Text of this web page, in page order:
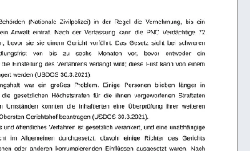
(Nationale Zivilpolizei) in der Regel die Vernehmung, bis ein
Anwalt   eintraf.   Nach   der   Verfassung   kann   die   PNC   Verdächtige   72
bevor   sie   sie   einem   Gericht   vorführt.   Das   Gesetz   sieht   bei   schweren
von   bis zu   sechs   Monaten   vor,   bevor   entweder
ein
die Einstellung des Verfahrens verlangt wird; diese Frist kann von einem
werden (USDOS 30.3.2021).
war   ein   großes   Problem.   Einige   Personen   blieben   länger   in
gesetzlichen   Höchststrafen   für   die   ihnen   vorgeworfenen   Straftaten
Umständen   konnten   die   Inhaftierten   eine   Überprüfung   ihrer   weiteren
Gerichtshof beantragen (USDOS 30.3.2021).
und öffentliches Verfahren ist gesetzlich verankert, und eine unabhängige
im   Allgemeinen   durchgesetzt,   obwohl   einige   Richter   des   Gerichts
oder   anderen   korrumpierenden   Einflüssen   ausgesetzt   waren.   Nach